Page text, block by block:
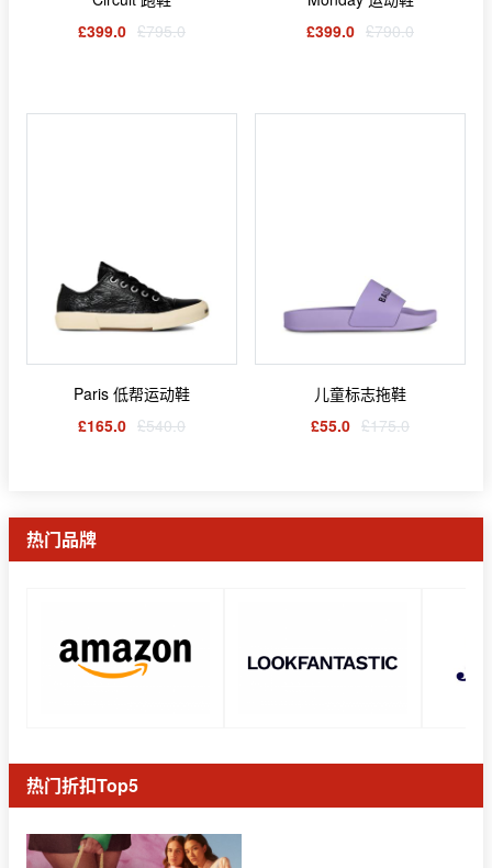
£399.0 £795.0
£399.0 £790.0
Paris 低帮运动鞋
£165.0 £540.0
儿童标志拖鞋
£55.0 £175.0
热门品牌
热门折扣Top5